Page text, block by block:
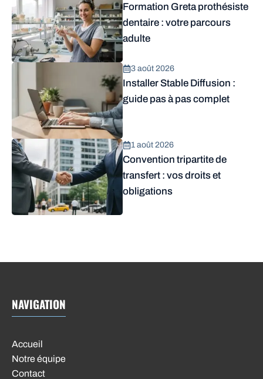
Formation Greta prothésiste
dentaire : votre parcours
adulte
3 août 2026
Installer Stable Diffusion :
guide pas à pas complet
1 août 2026
Convention tripartite de
transfert : vos droits et
obligations
NAVIGATION
Accueil
Notre équipe
Contact